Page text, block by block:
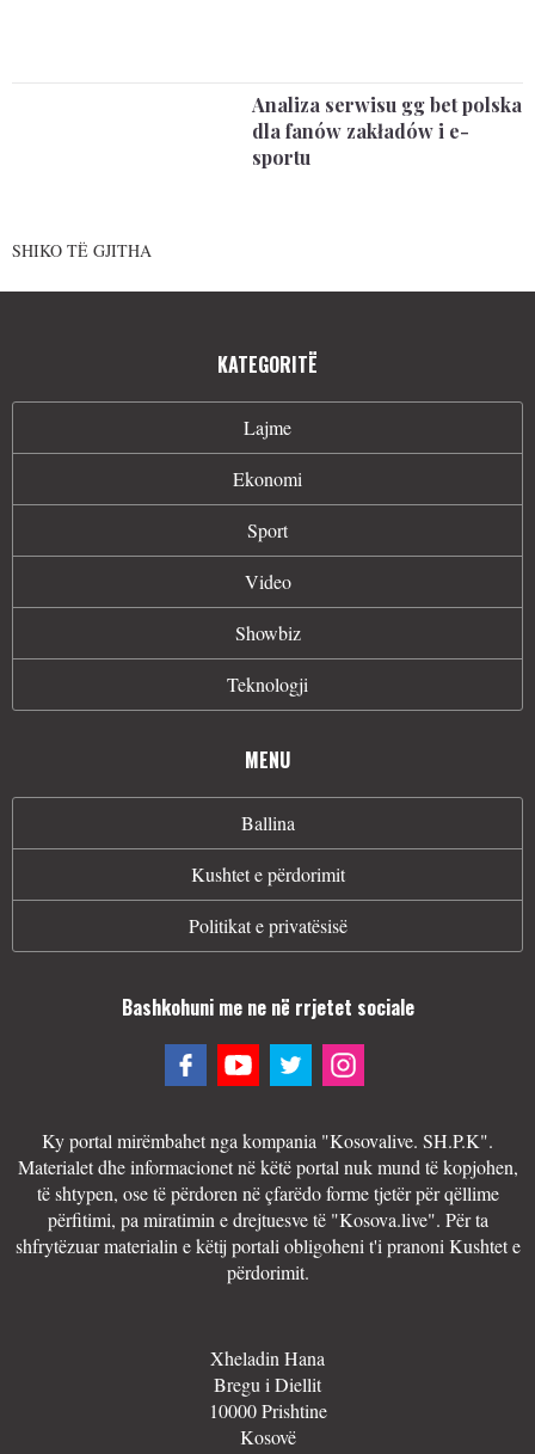
Analiza serwisu gg bet polska
dla fanów zakładów i e-
sportu
SHIKO TË GJITHA
KATEGORITË
Lajme
Ekonomi
Sport
Video
Showbiz
Teknologji
MENU
Ballina
Kushtet e përdorimit
Politikat e privatësisë
Bashkohuni me ne në rrjetet sociale
Ky portal mirëmbahet nga kompania "Kosovalive. SH.P.K".
Materialet dhe informacionet në këtë portal nuk mund të kopjohen,
të shtypen, ose të përdoren në çfarëdo forme tjetër për qëllime
përfitimi, pa miratimin e drejtuesve të "Kosova.live". Për ta
shfrytëzuar materialin e këtij portali obligoheni t'i pranoni Kushtet e
përdorimit.
Xheladin Hana
Bregu i Diellit
10000 Prishtine
Kosovë